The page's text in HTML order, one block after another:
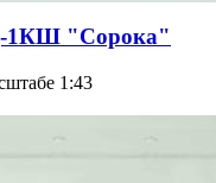
1КШ "Сорока"
1:43